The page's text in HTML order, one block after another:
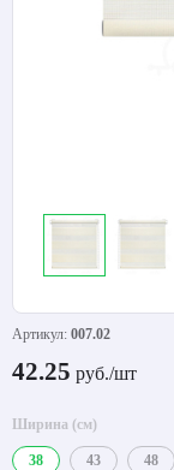
Артикул: 007.02
42.25 руб./шт
Ширина (см)
38 43 48